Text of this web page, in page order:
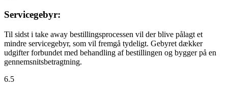
Servicegebyr:
Til sidst i take away bestillingsprocessen vil der blive pålagt et
mindre servicegebyr, som vil fremgå tydeligt. Gebyret dækker
udgifter forbundet med behandling af bestillingen og bygger på en
gennemsnitsbetragtning.
6.5